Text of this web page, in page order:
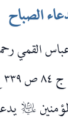
الصباح
عليه‌السلام